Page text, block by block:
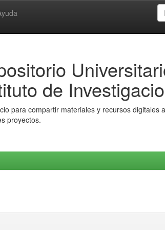
de
para compartir materiales y recursos
proyectos.